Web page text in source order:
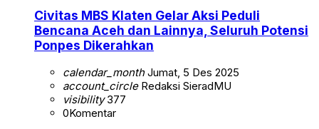
Civitas MBS Klaten Gelar Aksi Peduli
Bencana Aceh dan Lainnya, Seluruh Potensi
Ponpes Dikerahkan
calendar_monthJumat, 5 Des 2025
account_circleRedaksi SieradMU
visibility377
0Komentar